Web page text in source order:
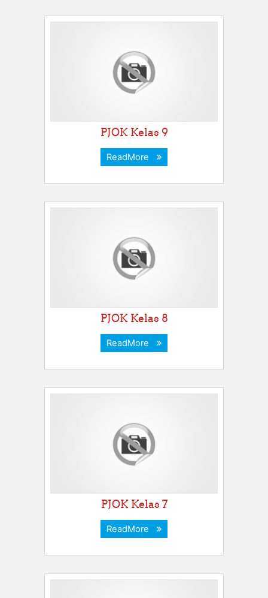
PJOK Kelas 9
ReadMore
PJOK Kelas 8
ReadMore
PJOK Kelas 7
ReadMore